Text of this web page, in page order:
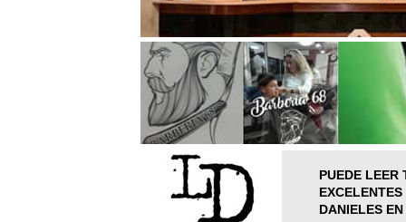
PUEDE LEER
DANIELES